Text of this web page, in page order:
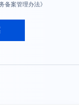
备案管理办法》